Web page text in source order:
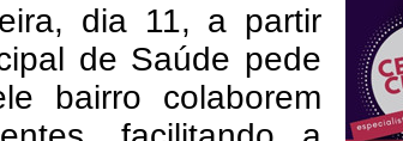
dia 11, a partir
de Saúde pede
bairro colaborem